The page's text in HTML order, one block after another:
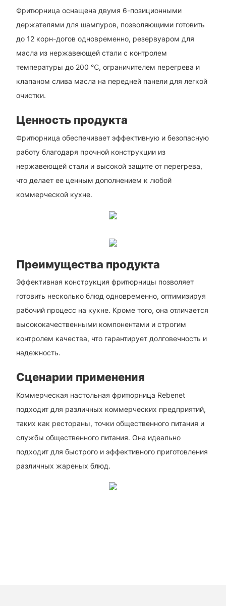
Фритюрница оснащена двумя 6-позиционными
держателями для шампуров, позволяющими готовить
до 12 корн-догов одновременно, резервуаром для
масла из нержавеющей стали с контролем
температуры до 200 ℃, ограничителем перегрева и
клапаном слива масла на передней панели для легкой
очистки.
Ценность продукта
Фритюрница обеспечивает эффективную и безопасную
работу благодаря прочной конструкции из
нержавеющей стали и высокой защите от перегрева,
что делает ее ценным дополнением к любой
коммерческой кухне.
Преимущества продукта
Эффективная конструкция фритюрницы позволяет
готовить несколько блюд одновременно, оптимизируя
рабочий процесс на кухне. Кроме того, она отличается
высококачественными компонентами и строгим
контролем качества, что гарантирует долговечность и
надежность.
Сценарии применения
Коммерческая настольная фритюрница Rebenet
подходит для различных коммерческих предприятий,
таких как рестораны, точки общественного питания и
службы общественного питания. Она идеально
подходит для быстрого и эффективного приготовления
различных жареных блюд.